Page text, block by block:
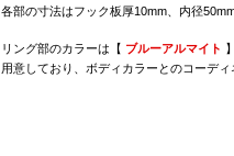
各部の寸法はフック板厚10mm、内径
リング部のカラーは【 ブルーアルマイト
用意しており、ボディカラーとのコーデ